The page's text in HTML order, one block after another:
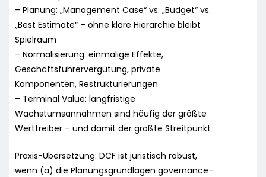
– Planung: „Management Case“ vs. „Budget“ vs.
„Best Estimate“ – ohne klare Hierarchie bleibt
Spielraum
– Normalisierung: einmalige Effekte,
Geschäftsführervergütung, private
Komponenten, Restrukturierungen
– Terminal Value: langfristige
Wachstumsannahmen sind häufig der größte
Werttreiber – und damit der größte Streitpunkt
Praxis-Übersetzung: DCF ist juristisch robust,
wenn (a) die Planungsgrundlagen governance-